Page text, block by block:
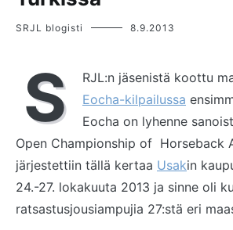
SRJL blogisti 8.9.2013
S
RJL:n jäsenistä koottu
Eocha-kilpailussa
Eocha on lyhenne
Open Championship of Horseback
järjestettiin tällä kertaa Usakin
24.-27. lokakuuta 2013 ja sinne oli
ratsastusjousiampujia 27:stä eri